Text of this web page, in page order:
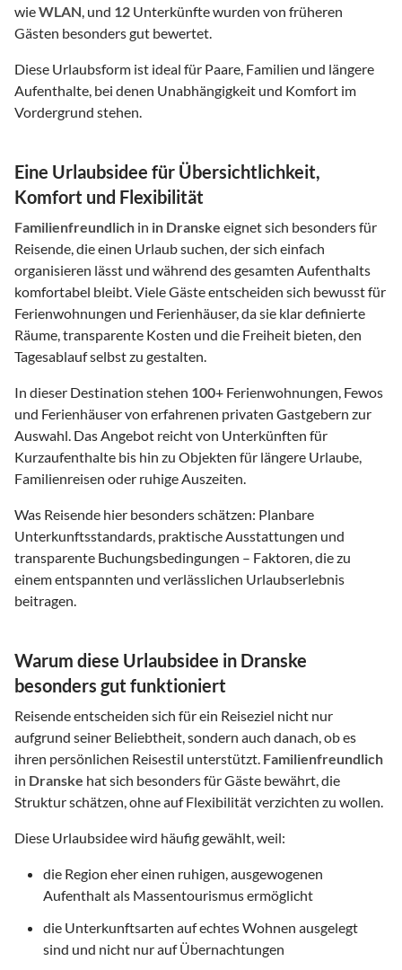
wieWLAN, und 12 Unterkünfte wurden von früheren
Gästen besonders gut bewertet.
Diese Urlaubsform ist ideal für Paare, Familien und längere
Aufenthalte, bei denen Unabhängigkeit und Komfort im
Vordergrund stehen.
Eine Urlaubsidee für Übersichtlichkeit,
Komfort und Flexibilität
Familienfreundlich in in Dranske eignet sich besonders für
Reisende, die einen Urlaub suchen, der sich einfach
organisieren lässt und während des gesamten Aufenthalts
komfortabel bleibt. Viele Gäste entscheiden sich bewusst für
Ferienwohnungen und Ferienhäuser, da sie klar definierte
Räume, transparente Kosten und die Freiheit bieten, den
Tagesablauf selbst zu gestalten.
In dieser Destination stehen 100+ Ferienwohnungen, Fewos
und Ferienhäuser von erfahrenen privaten Gastgebern zur
Auswahl. Das Angebot reicht von Unterkünften für
Kurzaufenthalte bis hin zu Objekten für längere Urlaube,
Familienreisen oder ruhige Auszeiten.
Was Reisende hier besonders schätzen: Planbare
Unterkunftsstandards, praktische Ausstattungen und
transparente Buchungsbedingungen – Faktoren, die zu
einem entspannten und verlässlichen Urlaubserlebnis
beitragen.
Warum diese Urlaubsidee in Dranske
besonders gut funktioniert
Reisende entscheiden sich für ein Reiseziel nicht nur
aufgrund seiner Beliebtheit, sondern auch danach, ob es
ihren persönlichen Reisestil unterstützt. Familienfreundlich
in Dranske hat sich besonders für Gäste bewährt, die
Struktur schätzen, ohne auf Flexibilität verzichten zu wollen.
Diese Urlaubsidee wird häufig gewählt, weil:
die Region eher einen ruhigen, ausgewogenen
Aufenthalt als Massentourismus ermöglicht
die Unterkunftsarten auf echtes Wohnen ausgelegt
sind und nicht nur auf Übernachtungen